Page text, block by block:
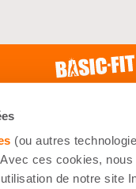
(ou autres
ces cookies,
de notre site
de livraison